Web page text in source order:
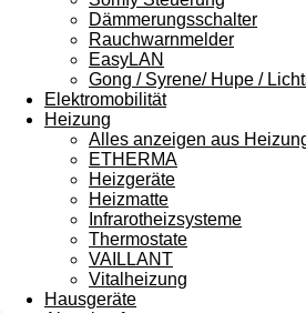
Dämmerungsschalter
Rauchwarnmelder
EasyLAN
Gong / Syrene/ Hupe /
Elektromobilität
Heizung
Alles anzeigen aus
ETHERMA
Heizgeräte
Heizmatte
Infrarotheizsysteme
Thermostate
VAILLANT
Vitalheizung
Hausgeräte